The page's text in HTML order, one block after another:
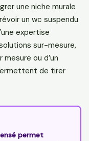
une niche murale
un wc suspendu
expertise
sur-mesure,
mesure ou d’un
de tirer
permet